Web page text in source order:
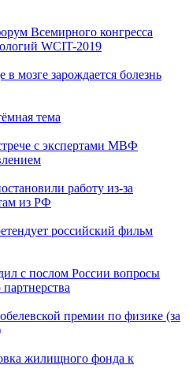
Всемирного конгресса
WCIT-2019
мозге зарождается болезнь
тема
с экспертами МВФ
работу из-за
из РФ
российский фильм
с послом России вопросы
премии по физике (за
жилищного фонда к